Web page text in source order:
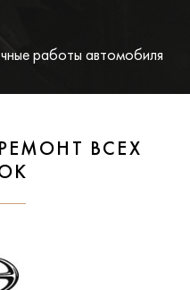
работы автомобиля
ВСЕХ